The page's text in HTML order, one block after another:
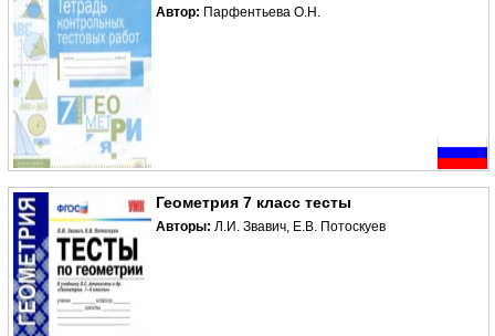
Автор: Парфентьева О.Н.
Геометрия 7 класс тесты
Авторы: Л.И. Звавич, Е.В. Потоскуев